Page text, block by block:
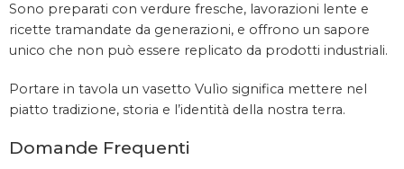
Sono preparati con verdure fresche, lavorazioni lente e
ricette tramandate da generazioni, e offrono un sapore
unico che non può essere replicato da prodotti industriali.
Portare in tavola un vasetto Vulìo significa mettere nel
piatto tradizione, storia e l’identità della nostra terra.
Domande Frequenti